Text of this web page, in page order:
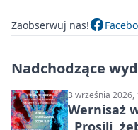
Zaobserwuj nas!
Nadchodzące
3 września 2026,
Wernisaż